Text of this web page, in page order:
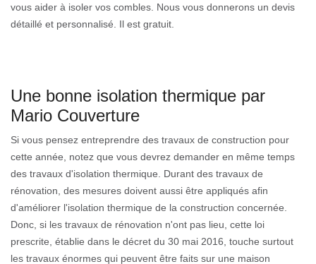
vous aider à isoler vos combles. Nous vous donnerons un devis
détaillé et personnalisé. Il est gratuit.
Une bonne isolation thermique par
Mario Couverture
Si vous pensez entreprendre des travaux de construction pour
cette année, notez que vous devrez demander en même temps
des travaux d'isolation thermique. Durant des travaux de
rénovation, des mesures doivent aussi être appliqués afin
d'améliorer l'isolation thermique de la construction concernée.
Donc, si les travaux de rénovation n'ont pas lieu, cette loi
prescrite, établie dans le décret du 30 mai 2016, touche surtout
les travaux énormes qui peuvent être faits sur une maison